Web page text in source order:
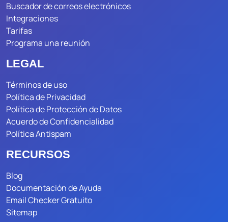
Buscador de correos electrónicos
Integraciones
Tarifas
Programa una reunión
LEGAL
Términos de uso
Política de Privacidad
Política de Protección de Datos
Acuerdo de Confidencialidad
Política Antispam
RECURSOS
Blog
Documentación de Ayuda
Email Checker Gratuito
Sitemap